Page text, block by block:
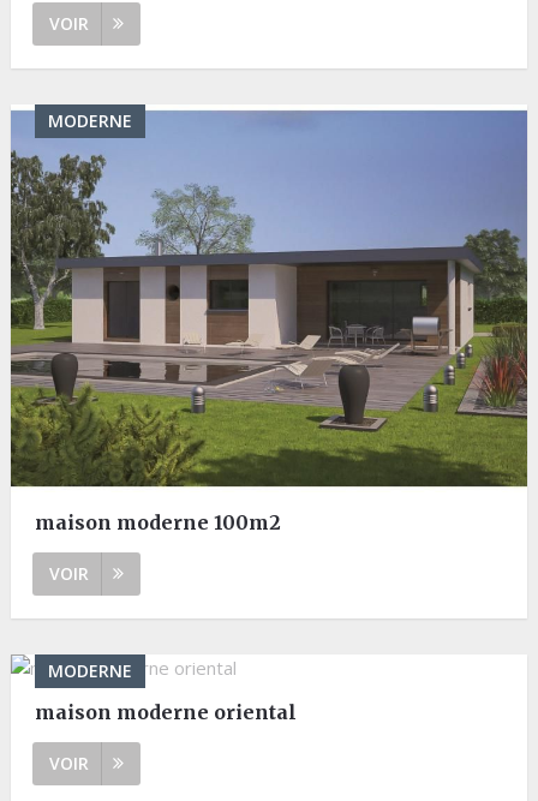
VOIR
MODERNE
maison moderne 100m2
VOIR
MODERNE
maison moderne oriental
VOIR